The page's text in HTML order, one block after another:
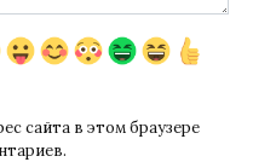
сайта в этом браузере